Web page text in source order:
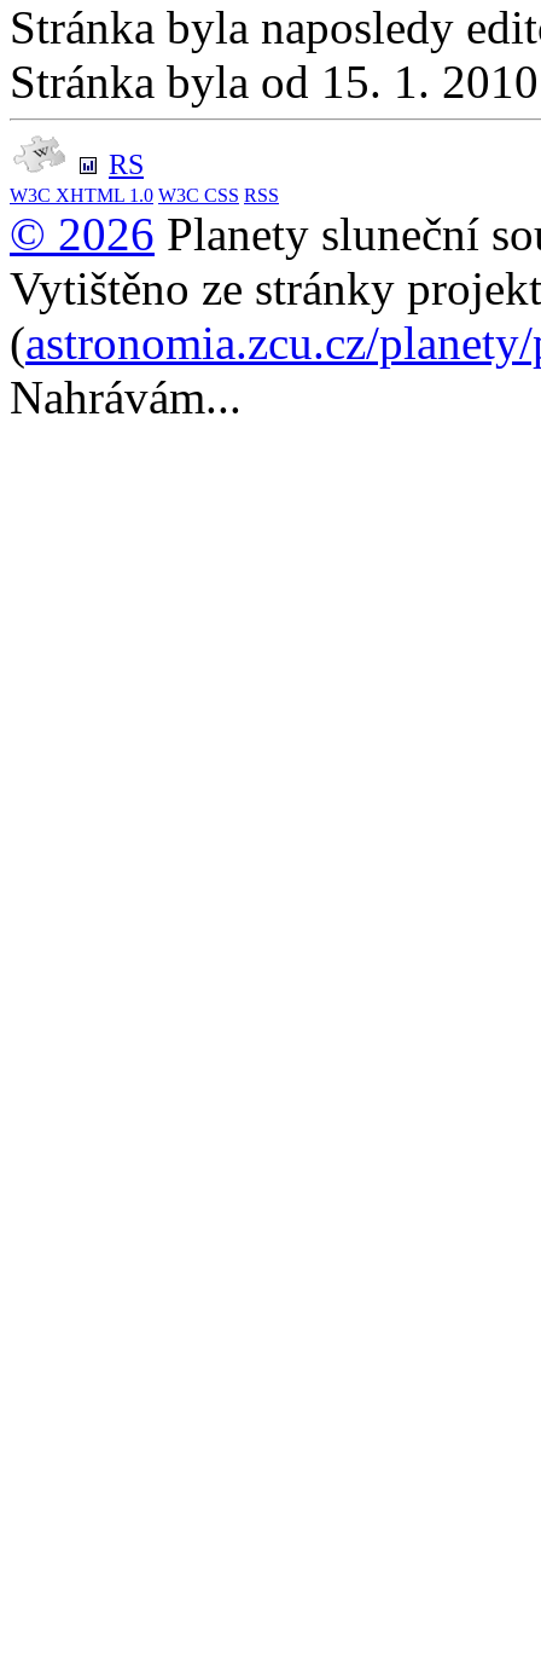
Stránka byla naposledy
Stránka byla od 15. 1.
RS
W3C XHTML 1.0 W3C CSS RSS
© 2026 Planety sluneční
Vytištěno ze stránky
(astronomia.zcu.cz/
Nahrávám...